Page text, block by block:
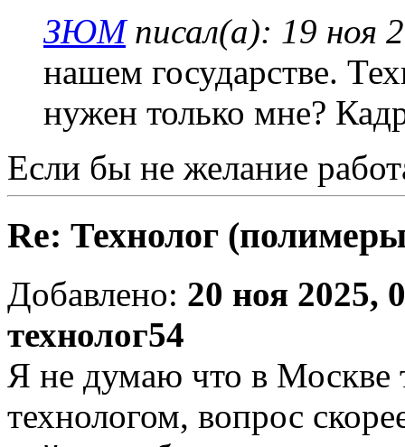
ЗЮМписал(а): 19 ноя
нашем государстве.
нужен только мне?
Если бы не желание
Re: Технолог
Добавлено: 20 ноя 2025,
технолог54
Я не думаю что в Москве
технологом, вопрос